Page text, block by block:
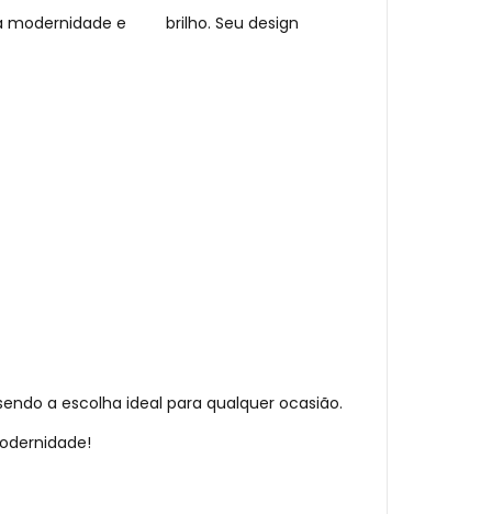
modernidade e brilho. Seu design
a escolha ideal para qualquer ocasião.